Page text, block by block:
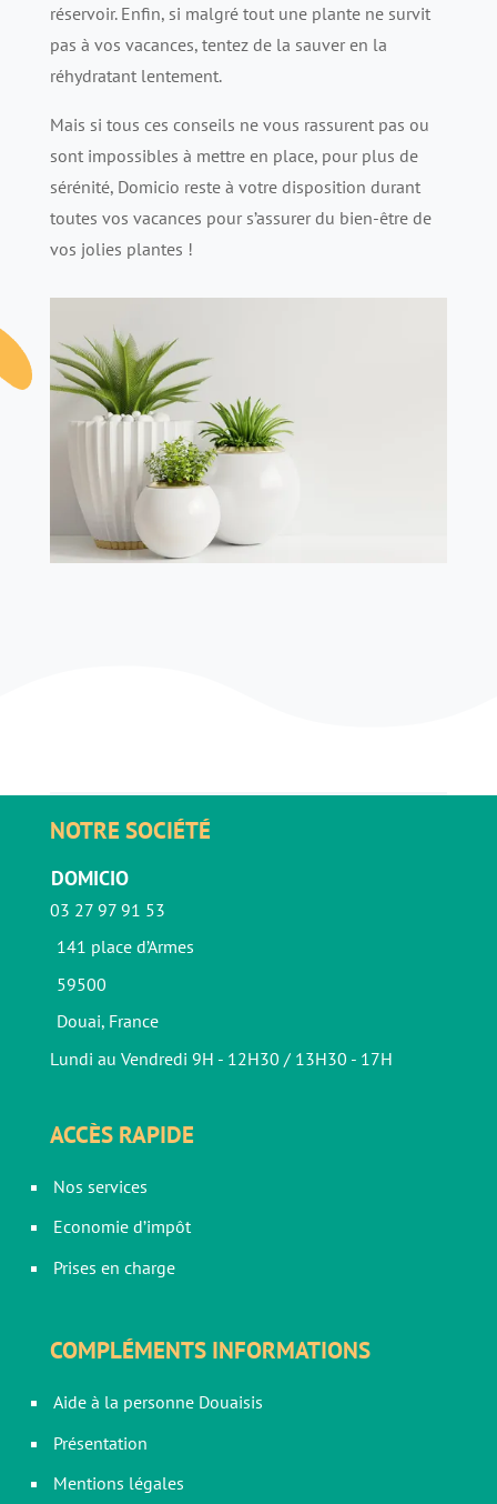
réservoir. Enfin, si malgré tout une plante ne survit
pas à vos vacances, tentez de la sauver en la
réhydratant lentement.
Mais si tous ces conseils ne vous rassurent pas ou
sont impossibles à mettre en place, pour plus de
sérénité, Domicio reste à votre disposition durant
toutes vos vacances pour s’assurer du bien-être de
vos jolies plantes !
NOTRE SOCIÉTÉ
DOMICIO
03 27 97 91 53
141 place d’Armes
59500
Douai, France
Lundi au Vendredi 9H - 12H30 / 13H30 - 17H
ACCÈS RAPIDE
Nos services
Economie d’impôt
Prises en charge
COMPLÉMENTS INFORMATIONS
Aide à la personne Douaisis
Présentation
Mentions légales